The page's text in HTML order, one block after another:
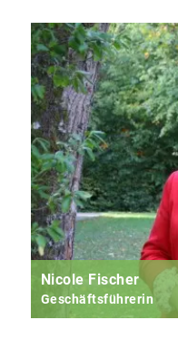
Nicole Fischer
Geschäftsführerin